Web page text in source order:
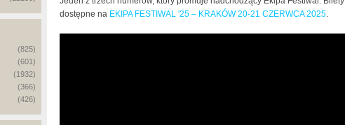
(825)
(601)
(1932)
(366)
(426)
dostępne na EKIPA FESTIWAL '25 – KRAKÓW 20-21 CZERWCA 2025